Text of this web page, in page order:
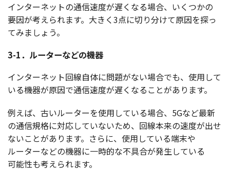
インターネットの通信速度が遅くなる場合、いくつかの
要因が考えられます。大きく3点に切り分けて原因を探っ
てみましょう。
3-1．ルーターなどの機器
インターネット回線自体に問題がない場合でも、 使用して
いる機器が原因で通信速度が遅くなることがあります。
例えば、古いルーターを使用している場合、5Gなど最新
の通信規格に対応していないため、 回線本来の速度が出せ
ないことがあります。さらに、 使用している端末や
ルーターなどの機器に一時的な不具合が発生している
可能性も考えられます。